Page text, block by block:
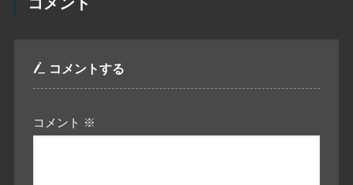
コメントする
コメント ※